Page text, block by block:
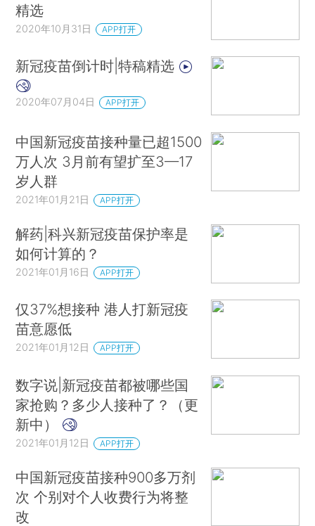
精选
2020年10月31日 APP打开
新冠疫苗倒计时|特稿精选
2020年07月04日 APP打开
中国新冠疫苗接种量已超1500
万人次 3月前有望扩至3—17
岁人群
2021年01月21日 APP打开
解药|科兴新冠疫苗保护率是
如何计算的？
2021年01月16日 APP打开
仅37%想接种 港人打新冠疫
苗意愿低
2021年01月12日 APP打开
数字说|新冠疫苗都被哪些国
家抢购？多少人接种了？（更
新中）
2021年01月12日 APP打开
中国新冠疫苗接种900多万剂
次 个别对个人收费行为将整
改